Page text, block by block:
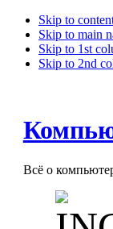
Skip to
Skip to main
Skip to 1st
Skip to 2nd
Всё о